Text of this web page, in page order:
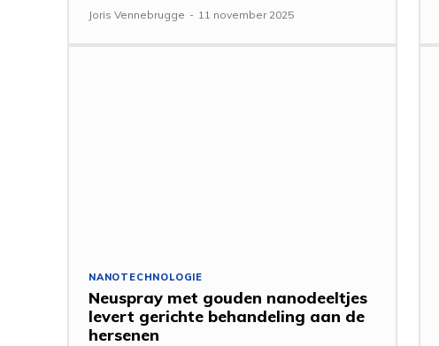
Joris Vennebrugge - 11 november 2025
NANOTECHNOLOGIE
Neuspray met gouden nanodeeltjes
levert gerichte behandeling aan de
hersenen